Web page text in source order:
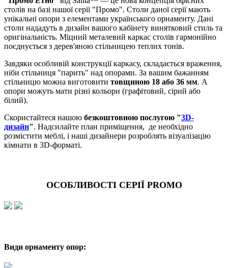
столів на базі нашої серії "Промо". Столи даної серії мають
унікальні опори з елементами українського орнаменту. Дані
столи нададуть в дизайн вашого кабінету винятковий стиль та
оригінальність. Міцний металевий каркас столів гармонійно
поєднується з дерев'яною стільницею теплих тонів.
Завдяки особливій конструкції каркасу, складається враження,
ніби стільниця "парить" над опорами. За вашим бажанням
стільницю можна виготовити товщиною 18 або 36 мм. А
опори можуть мати різні кольори (графітовий, сірий або
білий).
Скористайтеся нашою безкоштовною послугою "3D-
дизайн". Надсилайте план приміщення, де необхідно
розмістити меблі, і наші дизайнери розроблять візуалізацію
кімнати в 3D-форматі.
ОСОБЛИВОСТІ СЕРІЇ PROMO
Види орнаменту опор: